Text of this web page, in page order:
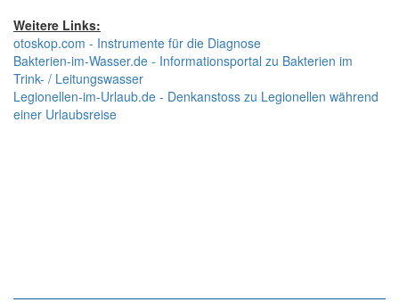
Weitere Links:
otoskop.com - Instrumente für die Diagnose
Bakterien-im-Wasser.de - Informationsportal zu Bakterien im
Trink- / Leitungswasser
Legionellen-im-Urlaub.de - Denkanstoss zu Legionellen während
einer Urlaubsreise